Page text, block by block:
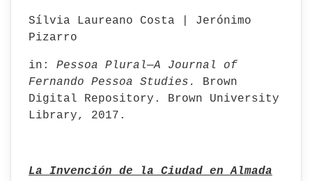
Sílvia Laureano Costa | Jerónimo
Pizarro
in:
Pessoa Plural—A Journal of
Fernando Pessoa Studies.
Brown
Digital Repository. Brown University
Library, 2017.
La Invención de la Ciudad en Almada